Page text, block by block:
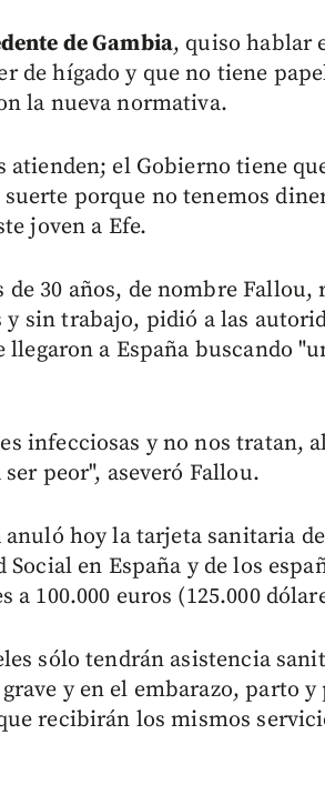
de Gambia, quiso hablar
de hígado y que no tiene
la nueva normativa.
atienden; el Gobierno tiene
porque no tenemos
joven a Efe.
30 años, de nombre Fallou,
sin trabajo, pidió a las
llegaron a España buscando
infecciosas y no nos tratan,
peor", aseveró Fallou.
hoy la tarjeta sanitaria
Social en España y de los
a 100.000 euros (125.000
sólo tendrán asistencia
y en el embarazo, parto
recibirán los mismos